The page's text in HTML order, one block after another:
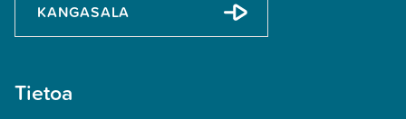
KANGASALA
Tietoa